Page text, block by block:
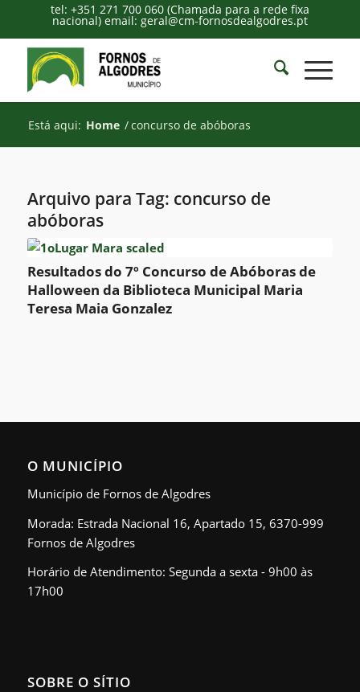
tel: +351 271 700 060 (Chamada para a rede fixa
nacional) email: geral@cm-fornosdealgodres.pt
Está aqui: Home /concurso de abóboras
Arquivo para Tag: concurso de
abóboras
Resultados do 7º Concurso de Abóboras de
Halloween da Biblioteca Municipal Maria
Teresa Maia Gonzalez
O MUNICÍPIO
Município de Fornos de Algodres
Morada: Estrada Nacional 16, Apartado 15, 6370-999
Fornos de Algodres
Horário de Atendimento: Segunda a sexta - 9h00 às
17h00
SOBRE O SÍTIO